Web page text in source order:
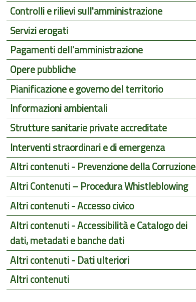
Controlli e rilievi sull'amministrazione
Servizi erogati
Pagamenti dell'amministrazione
Opere pubbliche
Pianificazione e governo del territorio
Informazioni ambientali
Strutture sanitarie private accreditate
Interventi straordinari e di emergenza
Altri contenuti - Prevenzione della Corruzione
Altri Contenuti – Procedura Whistleblowing
Altri contenuti - Accesso civico
Altri contenuti - Accessibilità e Catalogo dei
dati, metadati e banche dati
Altri contenuti - Dati ulteriori
Altri contenuti